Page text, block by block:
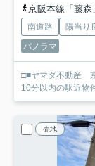
京阪本線「藤
南道路 陽当り
パノラマ
□■ヤマダ不動産 京都伏見店■□ ━━物件
10分以内の駅近物
売地